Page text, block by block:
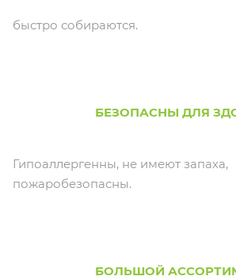
быстро собираются.
БЕЗОПАСНЫ ДЛЯ
Гипоаллергенны, не имеют запаха,
пожаробезопасны.
БОЛЬШОЙ